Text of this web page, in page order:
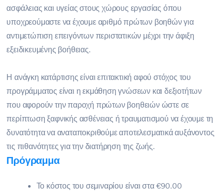
ασφάλειας και υγείας στους χώρους εργασίας όπου
υποχρεούμαστε να έχουμε αριθμό πρώτων βοηθών για
αντιμετώπιση επειγόντων περιστατικών μέχρι την άφιξη
εξειδικευμένης βοήθειας.
Η ανάγκη κατάρτισης είναι επιτακτική αφού στόχος του
προγράμματος είναι η εκμάθηση γνώσεων και δεξιοτήτων
που αφορούν την παροχή πρώτων βοηθειών ώστε σε
περίπτωση ξαφνικής ασθένειας ή τραυματισμού να έχουμε τη
δυνατότητα να αναταποκριθούμε αποτελεσματικά αυξάνοντος
τις πιθανότητες για την διατήρηση της ζωής.
Πρόγραμμα
Το κόστος του σεμιναρίου είναι στα €90.00